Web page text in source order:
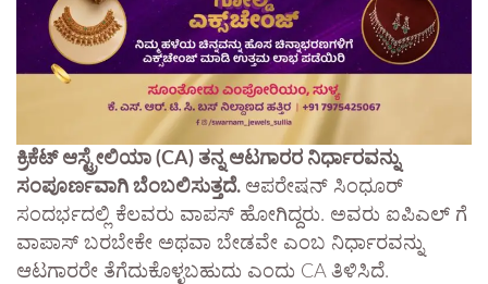
ಕ್ರಿಕೆಟ್ ಆಸ್ಟ್ರೇಲಿಯಾ (CA) ತನ್ನ ಆಟಗಾರರ ನಿರ್ಧಾರವನ್ನು
ಸಂಪೂರ್ಣವಾಗಿ ಬೆಂಬಲಿಸುತ್ತದೆ. ಆಪರೇಷನ್ ಸಿಂಧೂರ್
ಸಂದರ್ಭದಲ್ಲಿ ಕೆಲವರು ವಾಪಸ್ ಹೋಗಿದ್ದರು. ಅವರು ಐಪಿಎಲ್ ಗೆ
ವಾಪಾಸ್ ಬರಬೇಕೇ ಅಥವಾ ಬೇಡವೇ ಎಂಬ ನಿರ್ಧಾರವನ್ನು
ಆಟಗಾರರೇ ತೆಗೆದುಕೊಳ್ಳಬಹುದು ಎಂದು CA ತಿಳಿಸಿದೆ.